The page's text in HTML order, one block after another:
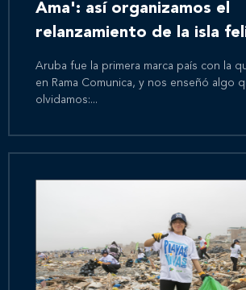
Ama': así organizamos el
relanzamiento de la isla
Aruba fue la primera marca país con la
en Rama Comunica, y nos enseñó algo
olvidamos:...